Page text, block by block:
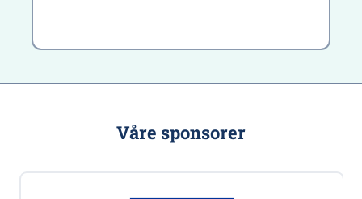
Våre sponsorer